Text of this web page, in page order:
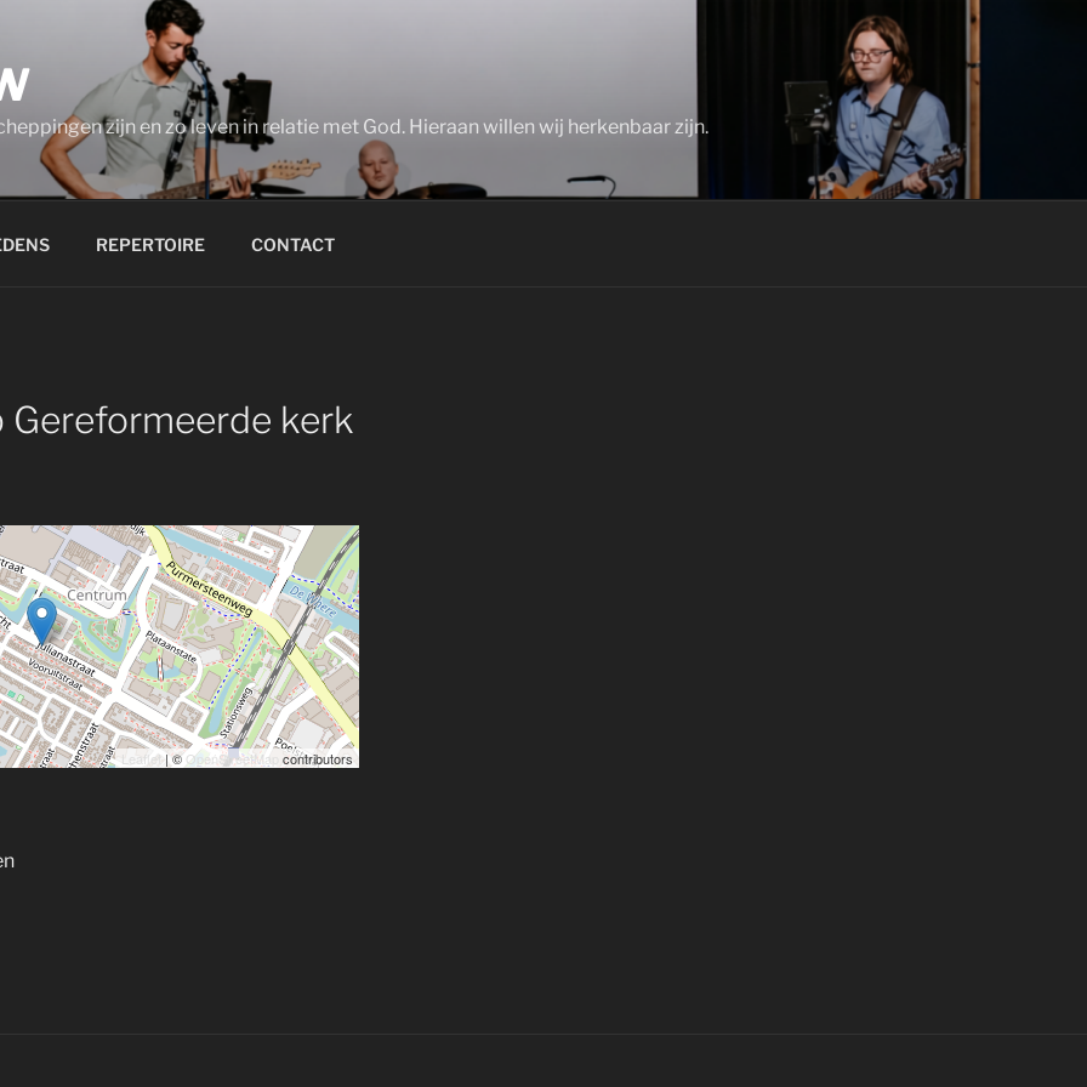
zijn en zo leven in relatie met God. Hieraan willen wij herkenbaar zijn.
REPERTOIRE CONTACT
Gereformeerde kerk
Leaflet| ©OpenStreetMap contributors